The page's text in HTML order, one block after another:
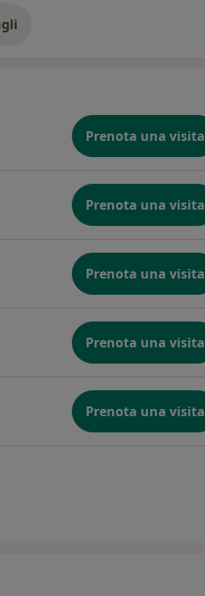
Prenota una visita
Prenota una visita
Prenota una visita
Prenota una visita
Prenota una visita